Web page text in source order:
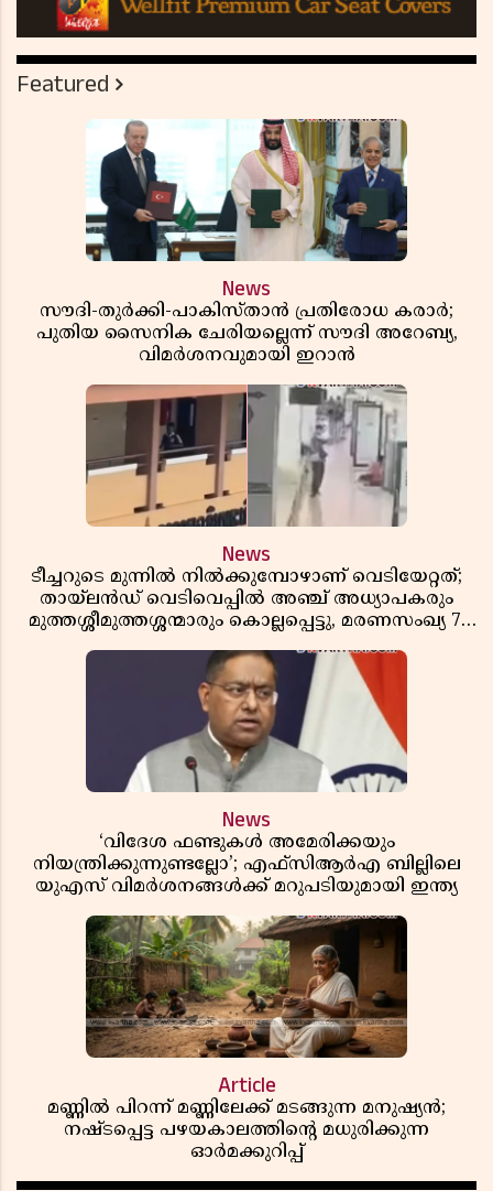
Featured
News
സൗദി-തുർക്കി-പാകിസ്താൻ പ്രതിരോധ കരാർ;
പുതിയ സൈനിക ചേരിയല്ലെന്ന് സൗദി അറേബ്യ,
വിമർശനവുമായി ഇറാൻ
News
ടീച്ചറുടെ മുന്നിൽ നിൽക്കുമ്പോഴാണ് വെടിയേറ്റത്;
തായ്‌ലൻഡ് വെടിവെപ്പിൽ അഞ്ച് അധ്യാപകരും
മുത്തശ്ശീമുത്തശ്ശന്മാരും കൊല്ലപ്പെട്ടു, മരണസംഖ്യ 7;
News
‘വിദേശ ഫണ്ടുകൾ അമേരിക്കയും
നിയന്ത്രിക്കുന്നുണ്ടല്ലോ’; എഫ്സിആർഎ ബില്ലിലെ
യുഎസ് വിമർശനങ്ങൾക്ക് മറുപടിയുമായി ഇന്ത്യ
Article
മണ്ണിൽ പിറന്ന് മണ്ണിലേക്ക് മടങ്ങുന്ന മനുഷ്യൻ;
നഷ്ടപ്പെട്ട പഴയകാലത്തിൻ്റെ മധുരിക്കുന്ന
ഓർമക്കുറിപ്പ്